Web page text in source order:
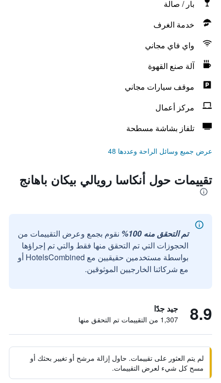
بار / صالة
خدمة الغرف
واي فاي مجاني
آلة صنع القهوة
موقف سيارات مجاني
مركز أعمال
تلفاز بشاشة مسطحة
عرض جميع وسائل الراحة وعددها 48
تقييمات حول أنكاسا رويالي بيكان باهانج
تم التحقق منه 100%
نقوم بجمع وعرض التقييمات من
الحجوزات التي تم التحقق منها فقط والتي تم إجراؤها
بواسطة مستخدمين حقيقيين مع HotelsCombined أو
مع شركائنا الخارجيين الموثوقين.
8.9 جيد جدًا
1,307 من التقييمات تم التحقق منها
لم يتم العثور على تقييمات. حاول إزالة مرشح أو تغيير بحثك أو
مسح كل شيء لعرض التقييمات.